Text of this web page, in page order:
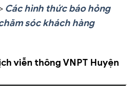
Các hình thức báo hỏng
sóc khách hàng
viễn thông VNPT Huyện